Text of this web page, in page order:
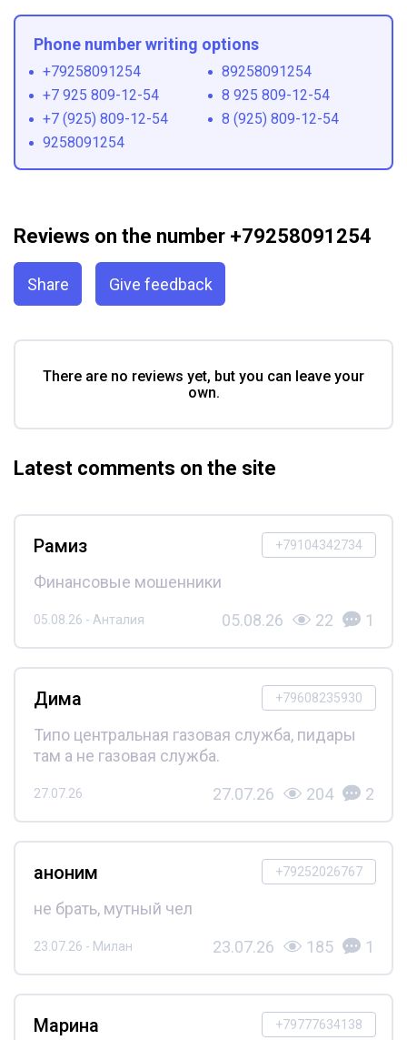
Phone number writing options
+79258091254
89258091254
+7 925 809-12-54
8 925 809-12-54
+7 (925) 809-12-54
8 (925) 809-12-54
9258091254
Reviews on the number +79258091254
Share Give feedback
There are no reviews yet, but you can leave your
own.
Latest comments on the site
+79104342734
Рамиз
Финансовые мошенники
05.08.26 - Анталия 05.08.26 22 1
+79608235930
Дима
Типо центральная газовая служба, пидары
там а не газовая служба.
27.07.26 27.07.26 204 2
+79252026767
аноним
не брать, мутный чел
23.07.26 - Милан 23.07.26 185 1
+79777634138
Марина